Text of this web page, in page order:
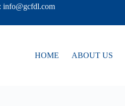
info@gcfdl.com
HOME ABOUT US